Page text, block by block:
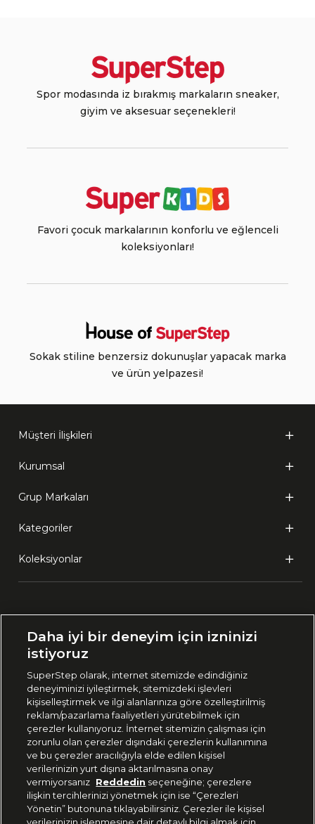
Spor modasında iz bırakmış markaların sneaker,
giyim ve aksesuar seçenekleri!
Favori çocuk markalarının konforlu ve eğlenceli
koleksiyonları!
Sokak stiline benzersiz dokunuşlar yapacak marka
ve ürün yelpazesi!
Müşteri İlişkileri
Kurumsal
Grup Markaları
Kategoriler
Koleksiyonlar
🇹🇷 Türkiye
444 37 36
Uygulamadan Takip Edin
Daha iyi bir deneyim için izninizi
istiyoruz
SuperStep olarak, internet sitemizde edindiğiniz
deneyiminizi iyileştirmek, sitemizdeki işlevleri
kişiselleştirmek ve ilgi alanlarınıza göre özelleştirilmiş
reklam/pazarlama faaliyetleri yürütebilmek için
çerezler kullanıyoruz. İnternet sitemizin çalışması için
zorunlu olan çerezler dışındaki çerezlerin kullanımına
ve bu çerezler aracılığıyla elde edilen kişisel
verilerinizin yurt dışına aktarılmasına onay
vermiyorsanız Reddedin seçeneğine; çerezlere
ilişkin tercihlerinizi yönetmek için ise “Çerezleri
Yönetin” butonuna tıklayabilirsiniz. Çerezler ile kişisel